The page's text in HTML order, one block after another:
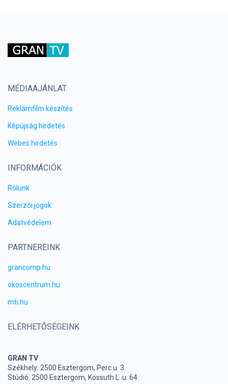
MÉDIAAJÁNLAT
Reklámfilm készítés
Képújság hirdetés
Webes hirdetés
INFORMÁCIÓK
Rólunk
Szerzői jogok
Adatvédelem
PARTNEREINK
grancomp.hu
okoscentrum.hu
mti.hu
ELÉRHETŐSÉGEINK
GRAN TV
Székhely: 2500 Esztergom, Perc u. 3.
Stúdió: 2500 Esztergom, Kossuth L. u. 64.